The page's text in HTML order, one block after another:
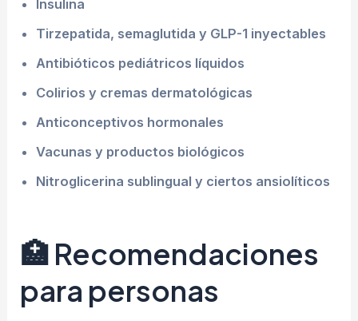
Insulina
Tirzepatida, semaglutida y GLP-1 inyectables
Antibióticos pediátricos líquidos
Colirios y cremas dermatológicas
Anticonceptivos hormonales
Vacunas y productos biológicos
Nitroglicerina sublingual y ciertos ansiolíticos
🏥 Recomendaciones
para personas